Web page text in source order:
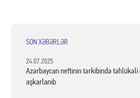
SON XƏBƏRLƏR
24.07.2025
Azərbaycan neftinin tərkibində
aşkarlanıb